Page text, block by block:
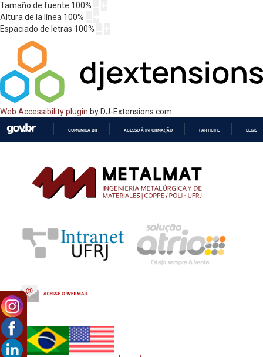
Tamaño de fuente 100%
Altura de la línea 100%
Espaciado de letras 100%
Web Accessibility plugin by DJ-Extensions.com
CONTEÚDO
COMUNICA BR ACESSO À INFORMAÇÃO PARTICIPE